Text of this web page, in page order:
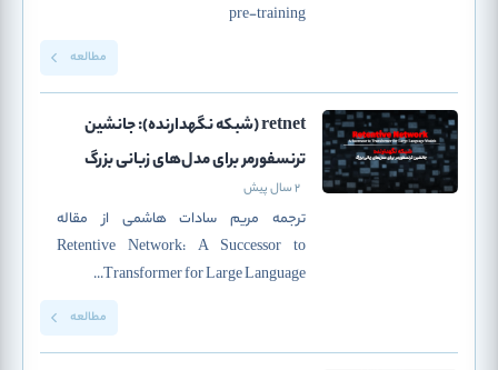
pre-training
مطالعه
retnet (شبکه نگهدارنده): جانشین
ترنسفورمر برای مدل‌های زبانی بزرگ
2 سال پیش
ترجمه مریم سادات هاشمی از مقاله
Retentive Network: A Successor to
Transformer for Large Language...
مطالعه